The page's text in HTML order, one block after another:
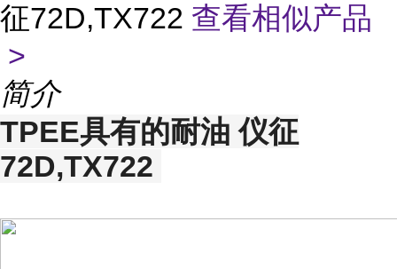
征72D,TX722 查看相似产品
>
简介
TPEE具有的耐油 仪征
72D,TX722